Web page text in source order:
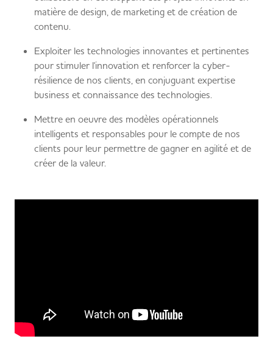
matière de design, de marketing et de création de
contenu.
Exploiter les technologies innovantes et pertinentes
pour stimuler l'innovation et renforcer la cyber-
résilience de nos clients, en conjuguant expertise
business et connaissance des technologies.
Mettre en oeuvre des modèles opérationnels
intelligents et responsables pour le compte de nos
clients pour leur permettre de gagner en agilité et de
créer de la valeur.